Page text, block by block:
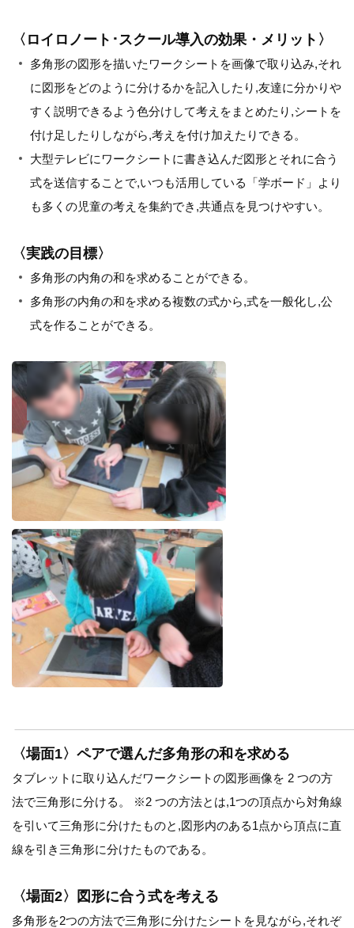
〈ロイロノート･スクール導入の効果・メリット〉
多角形の図形を描いたワークシートを画像で取り込み,それ
に図形をどのように分けるかを記入したり,友達に分かりや
すく説明できるよう色分けして考えをまとめたり,シートを
付け足したりしながら,考えを付け加えたりできる。
大型テレビにワークシートに書き込んだ図形とそれに合う
式を送信することで,いつも活用している「学ボード」より
も多くの児童の考えを集約でき,共通点を見つけやすい。
〈実践の目標〉
多角形の内角の和を求めることができる。
多角形の内角の和を求める複数の式から,式を一般化し,公
式を作ることができる。
〈場面1〉ペアで選んだ多角形の和を求める
タブレットに取り込んだワークシートの図形画像を 2 つの方
法で三角形に分ける。 ※2 つの方法とは,1つの頂点から対角線
を引いて三角形に分けたものと,図形内のある1点から頂点に直
線を引き三角形に分けたものである。
〈場面2〉図形に合う式を考える
多角形を2つの方法で三角形に分けたシートを見ながら,それぞ